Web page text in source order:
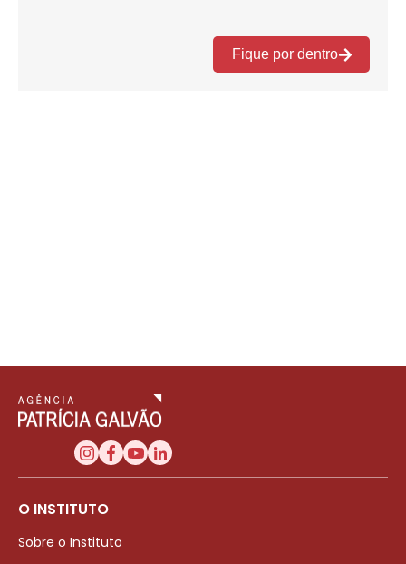
O INSTITUTO
Sobre o Instituto